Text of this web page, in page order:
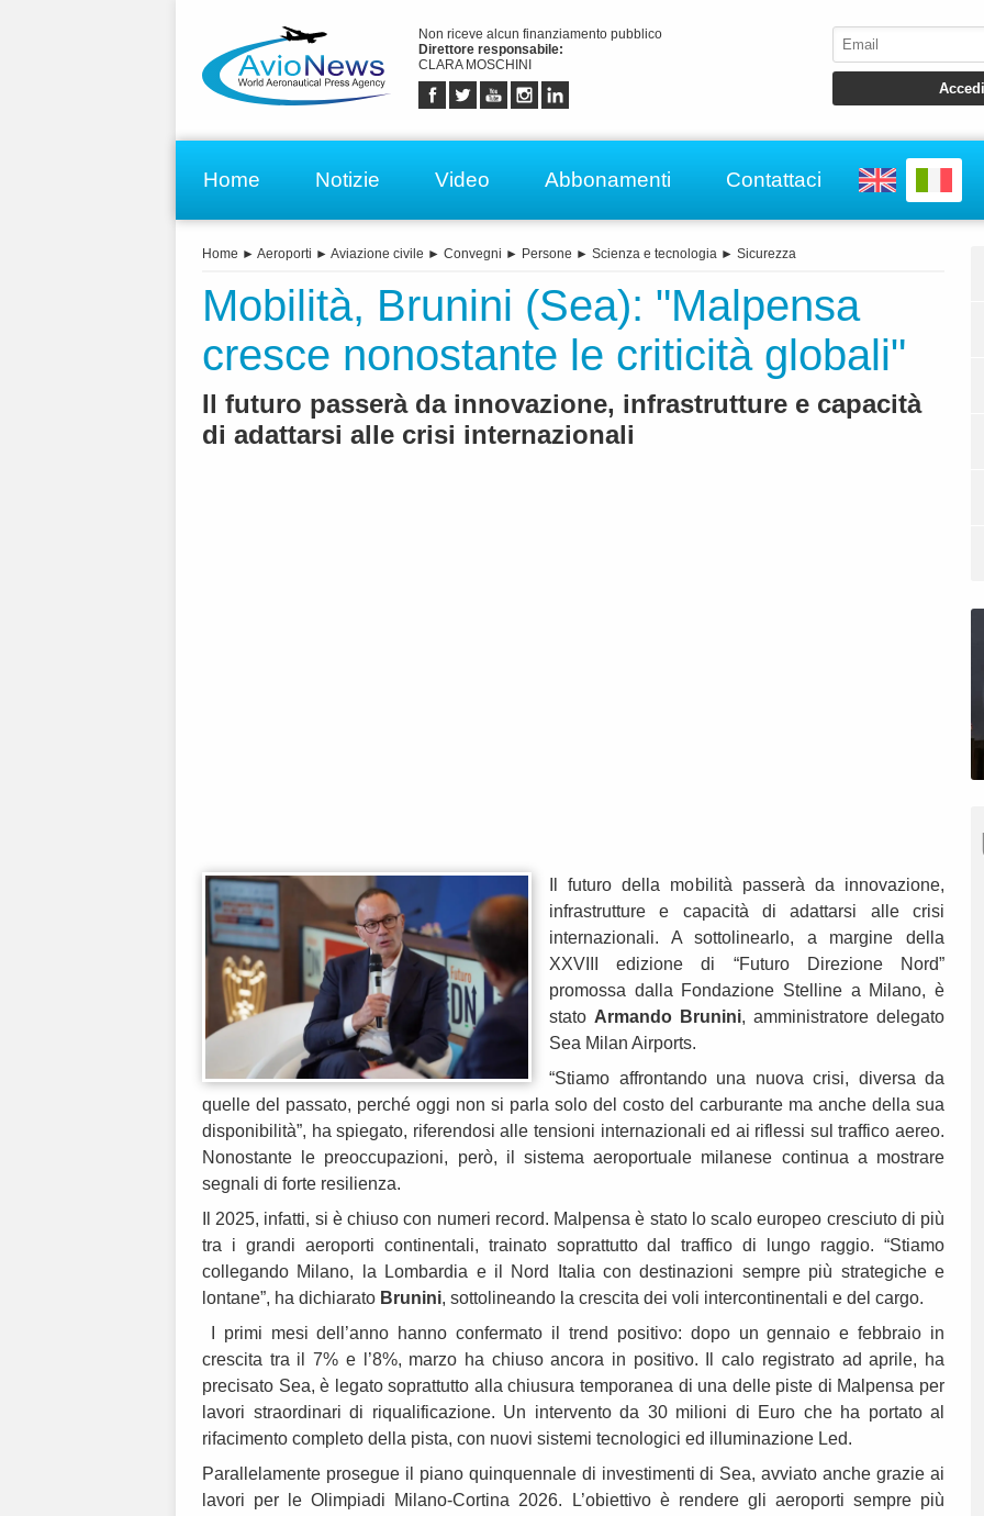
Non riceve alcun finanziamento pubblico
Direttore responsabile:
CLARA MOSCHINI
Home Notizie Video Abbonamenti Contattaci
Home ► Aeroporti ► Aviazione civile ► Convegni ► Persone ► Scienza e tecnologia ► Sicurezza
Mobilità, Brunini (Sea): "Malpensa
cresce nonostante le criticità globali"
Il futuro passerà da innovazione, infrastrutture e capacità
di adattarsi alle crisi internazionali
Il futuro della mobilità passerà da innovazione,
infrastrutture e capacità di adattarsi alle crisi
internazionali. A sottolinearlo, a margine della
XXVIII edizione di “Futuro Direzione Nord”
promossa dalla Fondazione Stelline a Milano, è
stato Armando Brunini, amministratore delegato
Sea Milan Airports.
“Stiamo affrontando una nuova crisi, diversa da
quelle del passato, perché oggi non si parla solo del costo del carburante ma anche della sua
disponibilità”, ha spiegato, riferendosi alle tensioni internazionali ed ai riflessi sul traffico aereo.
Nonostante le preoccupazioni, però, il sistema aeroportuale milanese continua a mostrare
segnali di forte resilienza.
Il 2025, infatti, si è chiuso con numeri record. Malpensa è stato lo scalo europeo cresciuto di più
tra i grandi aeroporti continentali, trainato soprattutto dal traffico di lungo raggio. “Stiamo
collegando Milano, la Lombardia e il Nord Italia con destinazioni sempre più strategiche e
lontane”, ha dichiarato Brunini, sottolineando la crescita dei voli intercontinentali e del cargo.
I primi mesi dell’anno hanno confermato il trend positivo: dopo un gennaio e febbraio in
crescita tra il 7% e l’8%, marzo ha chiuso ancora in positivo. Il calo registrato ad aprile, ha
precisato Sea, è legato soprattutto alla chiusura temporanea di una delle piste di Malpensa per
lavori straordinari di riqualificazione. Un intervento da 30 milioni di Euro che ha portato al
rifacimento completo della pista, con nuovi sistemi tecnologici ed illuminazione Led.
Parallelamente prosegue il piano quinquennale di investimenti di Sea, avviato anche grazie ai
lavori per le Olimpiadi Milano-Cortina 2026. L’obiettivo è rendere gli aeroporti sempre più